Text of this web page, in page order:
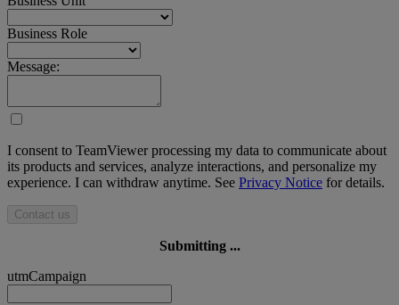
Business Role
Message:
I consent to TeamViewer processing my data to communicate about
its products and services, analyze interactions, and personalize my
experience. I can withdraw anytime. See Privacy Notice for details.
Contact us
Submitting ...
utmCampaign